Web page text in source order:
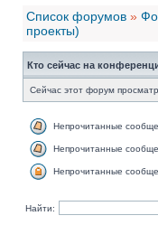
Список форумов »
проекты)
Кто сейчас на
Сейчас этот форум
Непрочитанные
Непрочитанные
Непрочитанные
Найти: